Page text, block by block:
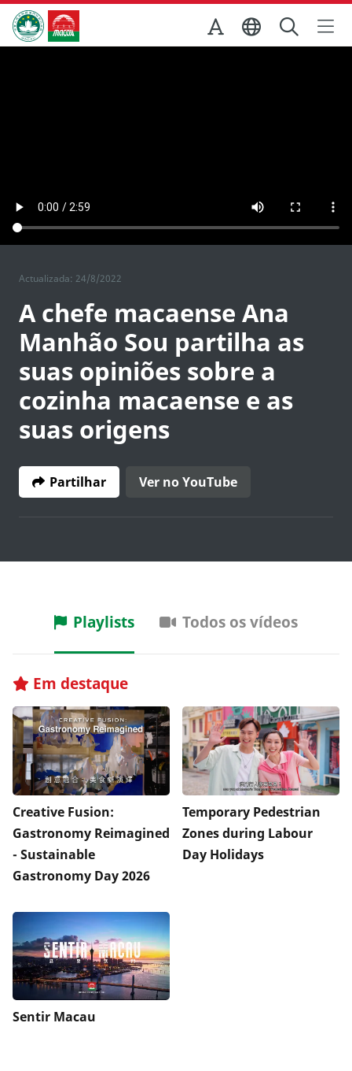
Ir para o conteúdo principal
Direcção dos Serviços de Turismo
Actualizada: 24/8/2022
A chefe macaense Ana
Manhão Sou partilha as
suas opiniões sobre a
cozinha macaense e as
suas origens
Partilhar Ver no YouTube
Playlists Todos os vídeos
Em destaque
Creative Fusion:
Gastronomy Reimagined
- Sustainable
Gastronomy Day 2026
Temporary Pedestrian
Zones during Labour
Day Holidays
Sentir Macau